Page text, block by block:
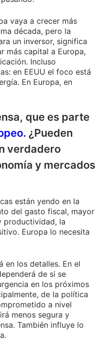
vaya a crecer más
década, pero la
un inversor, significa
más capital a Europa,
Incluso
en EEUU el foco está
En Europa, en
que es parte
¿Pueden
verdadero
y mercados
están yendo en la
del gasto fiscal, mayor
productividad, la
Europa lo necesita
en los detalles. En el
de si se
en los próximos
de la política
a nivel
menos segura y
También influye lo